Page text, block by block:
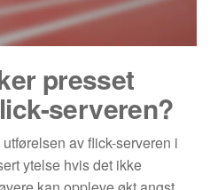
presset
serveren?
av flick-serveren i
ytelse hvis det ikke